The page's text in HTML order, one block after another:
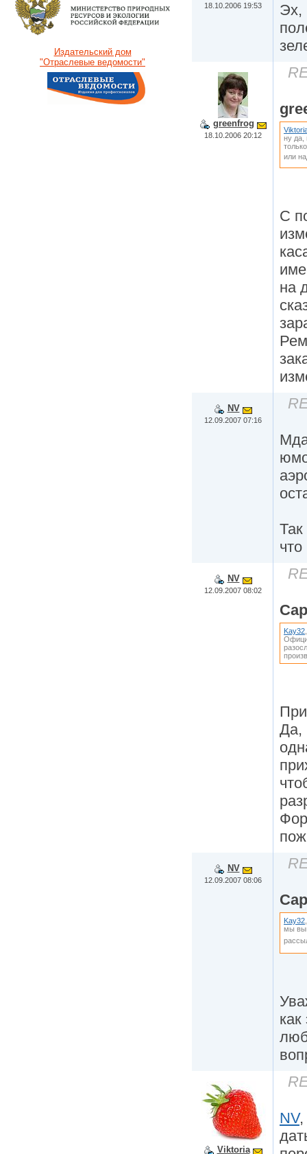
Издательский дом
"Отраслевые ведомости"
18.10.2006 19:53
Эх,
greenfrog
18.10.2006 20:12
ну да,
или
С
на
NV
12.09.2007 07:16
NV
12.09.2007 08:02
Cap
Kay32
Да,
NV
12.09.2007 08:06
Cap
Kay32
мы
как
Viktoria
NV,